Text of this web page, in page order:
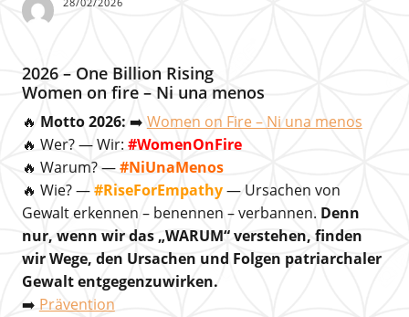
2026 – One Billion Rising
Women on fire – Ni una menos
🔥 Motto 2026: ➡️ Women on Fire – Ni una menos
🔥 Wer? — Wir: #WomenOnFire
🔥 Warum? —#NiUnaMenos
🔥 Wie? —#RiseForEmpathy— Ursachen von
Gewalt erkennen – benennen – verbannen. Denn
nur, wenn wir das „WARUM“ verstehen, finden
wir Wege, den Ursachen und Folgen patriarchaler
Gewalt entgegenzuwirken.
➡️ Prävention